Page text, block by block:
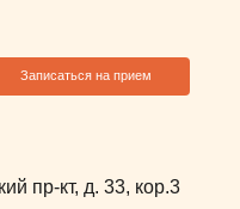
Записаться на прием
пр-кт, д. 33, кор.3